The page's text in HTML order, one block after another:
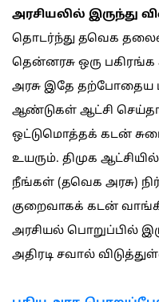
அரசியலில் இருந்து
தொடர்ந்து தவெக
தென்னரசு ஒரு
அரசு இதே தற்போதைய
ஆண்டுகள் ஆட்சி
ஒட்டுமொத்தக் கடன்
உயரும். திமுக
நீங்கள் (தவெக அரசு)
குறைவாகக் கடன்
அரசியல் பொறுப்பில்
அதிரடி சவால்